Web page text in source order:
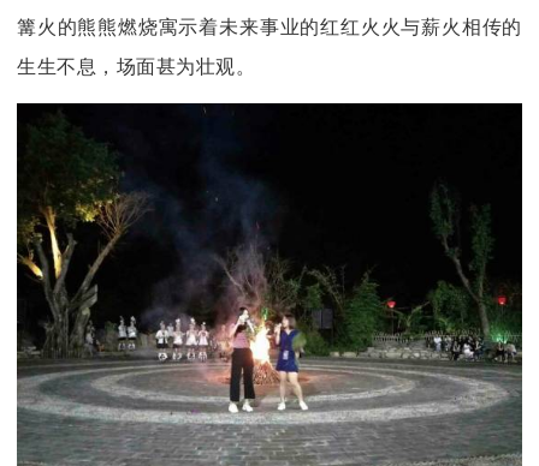
篝火的熊熊燃烧寓示着未来事业的红红火火与薪火相传的
生生不息，场面甚为壮观。